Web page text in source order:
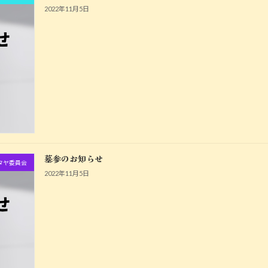
2022年11月5日
ヤ委員会 墓参のお知らせ
2022年11月5日